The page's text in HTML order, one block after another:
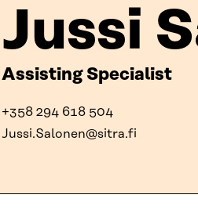
Jussi
Assisting Specialist
+358 294 618 504
Jussi.Salonen@sitra.fi